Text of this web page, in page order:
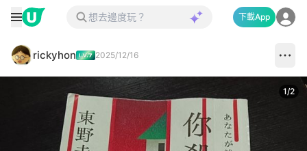
下載App
rickyhon 2025/12/16
1/2